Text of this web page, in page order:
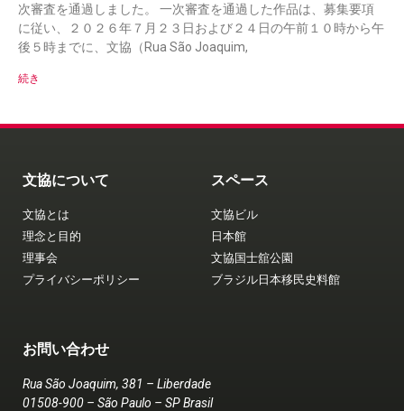
次審査を通過しました。 一次審査を通過した作品は、募集要項
に従い、２０２６年７月２３日および２４日の午前１０時から午
後５時までに、文協（Rua São Joaquim,
続き
文協について
文協とは
理念と目的
理事会
プライバシーポリシー
スペース
文協ビル
日本館
文協国士舘公園
ブラジル日本移民史料館
お問い合わせ
Rua São Joaquim, 381 – Liberdade
01508-900 – São Paulo – SP Brasil